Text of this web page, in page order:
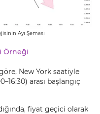
Ayı Şeması
Örneği
New York saatiyle
arası başlangıç
fiyat geçici olarak